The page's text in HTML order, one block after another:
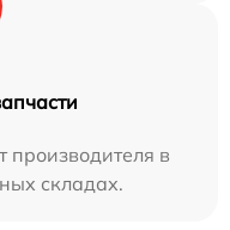
производителя в
складах.